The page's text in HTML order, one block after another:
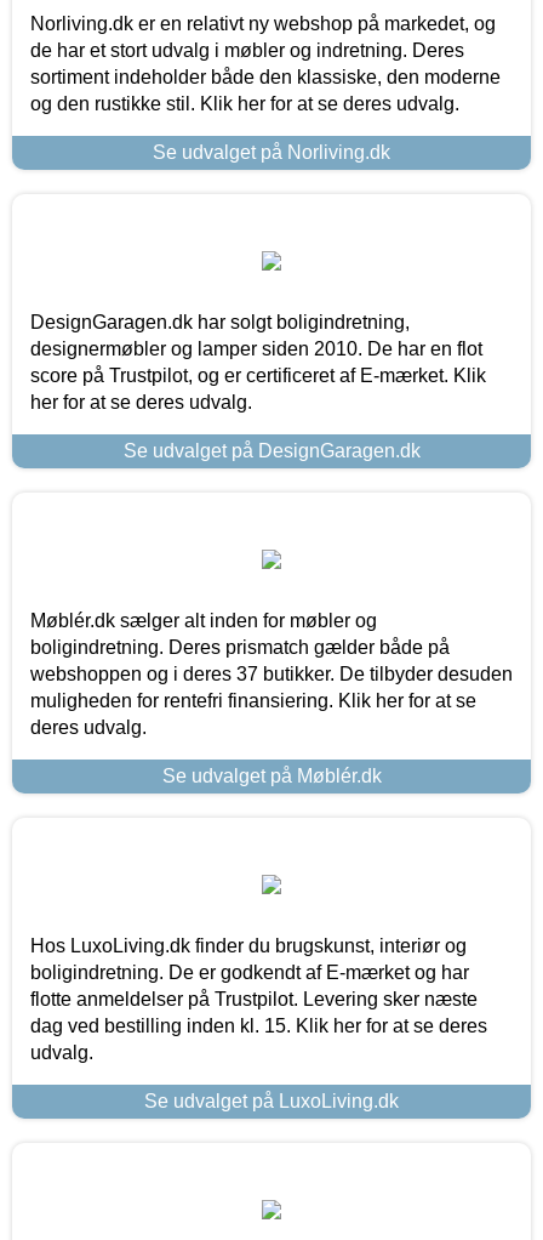
Norliving.dk er en relativt ny webshop på markedet, og
de har et stort udvalg i møbler og indretning. Deres
sortiment indeholder både den klassiske, den moderne
og den rustikke stil. Klik her for at se deres udvalg.
Se udvalget på Norliving.dk
DesignGaragen.dk har solgt boligindretning,
designermøbler og lamper siden 2010. De har en flot
score på Trustpilot, og er certificeret af E-mærket. Klik
her for at se deres udvalg.
Se udvalget på DesignGaragen.dk
Møblér.dk sælger alt inden for møbler og
boligindretning. Deres prismatch gælder både på
webshoppen og i deres 37 butikker. De tilbyder desuden
muligheden for rentefri finansiering. Klik her for at se
deres udvalg.
Se udvalget på Møblér.dk
Hos LuxoLiving.dk finder du brugskunst, interiør og
boligindretning. De er godkendt af E-mærket og har
flotte anmeldelser på Trustpilot. Levering sker næste
dag ved bestilling inden kl. 15. Klik her for at se deres
udvalg.
Se udvalget på LuxoLiving.dk